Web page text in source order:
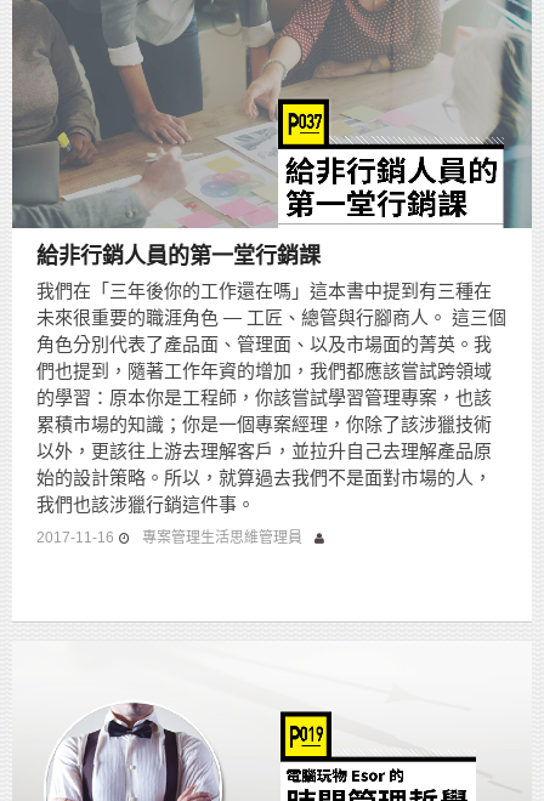
給非行銷人員的第一堂行銷課
我們在「三年後你的工作還在嗎」這本書中提到有三種在
未來很重要的職涯角色 — 工匠、總管與行腳商人。 這三個
角色分別代表了產品面、管理面、以及市場面的菁英。我
們也提到，隨著工作年資的增加，我們都應該嘗試跨領域
的學習：原本你是工程師，你該嘗試學習管理專案，也該
累積市場的知識；你是一個專案經理，你除了該涉獵技術
以外，更該往上游去理解客戶，並拉升自己去理解產品原
始的設計策略。所以，就算過去我們不是面對市場的人，
我們也該涉獵行銷這件事。
2017-11-16 專案管理生活思維管理員